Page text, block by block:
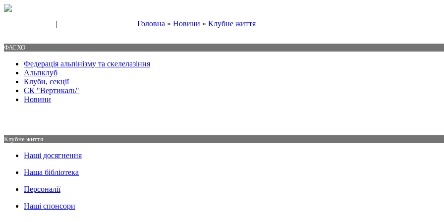
| Головна » Новини » Клубне життя
ФАСХО
Федерація альпінізму та скелелазіння
Альпклуб
Клуби, секції
СК "Вертикаль"
Новини
Клубне життя
Наші досягнення
Наша бібліотека
Персоналії
Наші спонсори